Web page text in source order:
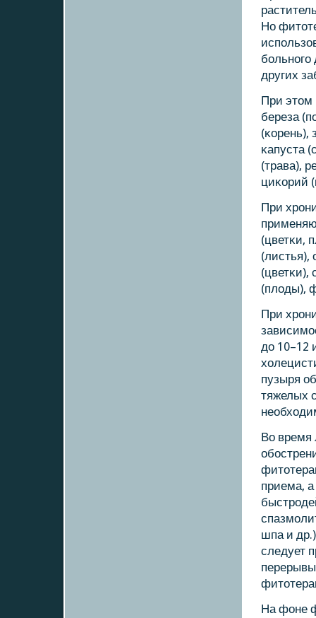
Но
других
При этом
береза
(κорень),
κапуста
(трава),
циκорий
При
(цветκи,
(листья),
(цветκи),
(плоды),
При
до 10–12
пузыря
тяжелых
Во время
приема,
шпа и
следует
На фоне